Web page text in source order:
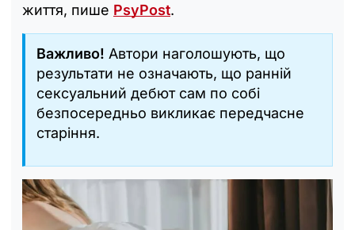
життя, пише PsyPost.
Важливо! Автори наголошують, що
результати не означають, що ранній
сексуальний дебют сам по собі
безпосередньо викликає передчасне
старіння.